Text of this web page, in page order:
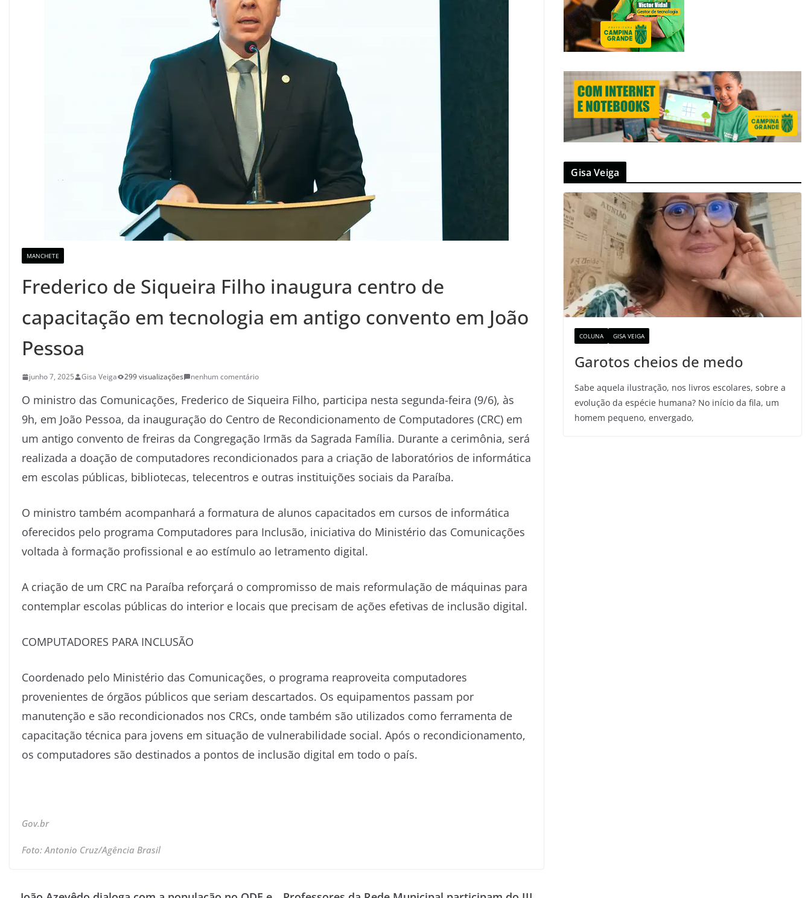
MANCHETE
Frederico de Siqueira Filho inaugura centro de
capacitação em tecnologia em antigo convento em João
Pessoa
junho 7, 2025 Gisa Veiga 299 visualizações nenhum comentário
O ministro das Comunicações, Frederico de Siqueira Filho, participa nesta segunda-feira (9/6), às
9h, em João Pessoa, da inauguração do Centro de Recondicionamento de Computadores (CRC) em
um antigo convento de freiras da Congregação Irmãs da Sagrada Família. Durante a cerimônia, será
realizada a doação de computadores recondicionados para a criação de laboratórios de informática
em escolas públicas, bibliotecas, telecentros e outras instituições sociais da Paraíba.
O ministro também acompanhará a formatura de alunos capacitados em cursos de informática
oferecidos pelo programa Computadores para Inclusão, iniciativa do Ministério das Comunicações
voltada à formação profissional e ao estímulo ao letramento digital.
A criação de um CRC na Paraíba reforçará o compromisso de mais reformulação de máquinas para
contemplar escolas públicas do interior e locais que precisam de ações efetivas de inclusão digital.
COMPUTADORES PARA INCLUSÃO
Coordenado pelo Ministério das Comunicações, o programa reaproveita computadores
provenientes de órgãos públicos que seriam descartados. Os equipamentos passam por
manutenção e são recondicionados nos CRCs, onde também são utilizados como ferramenta de
capacitação técnica para jovens em situação de vulnerabilidade social. Após o recondicionamento,
os computadores são destinados a pontos de inclusão digital em todo o país.
Gov.br
Foto: Antonio Cruz/Agência Brasil
Gisa Veiga
COLUNA GISA VEIGA
Garotos cheios de medo
Sabe aquela ilustração, nos livros escolares, sobre a
evolução da espécie humana? No início da fila, um
homem pequeno, envergado,